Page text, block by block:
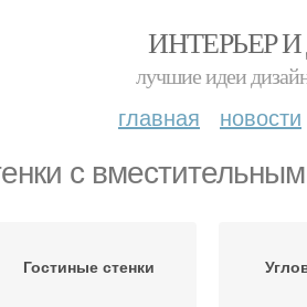
ИНТЕРЬЕР
лучшие идеи
главная новости
с
Гостиные стенки